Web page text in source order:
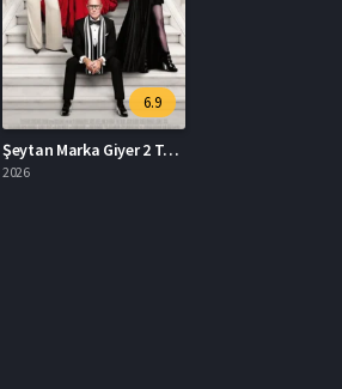
6.9
Şeytan Marka Giyer 2 Türkçe Dublaj İzle
2026